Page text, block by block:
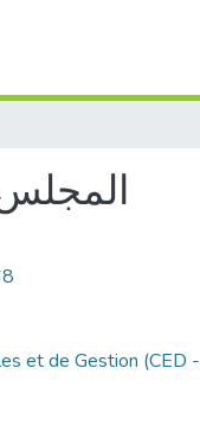
المجلس
et de Gestion (CED -